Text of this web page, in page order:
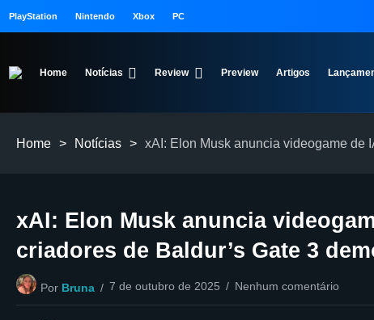
PlayStation Nintendo Xbox PC
Home Notícias Review Preview Artigos
Home > Notícias > xAI: Elon Musk anuncia videogame de
xAI: Elon Musk anuncia
criadores de Baldur’s Gate 3
Por Bruna 7 de outubro de 2025 Nenhum comentário